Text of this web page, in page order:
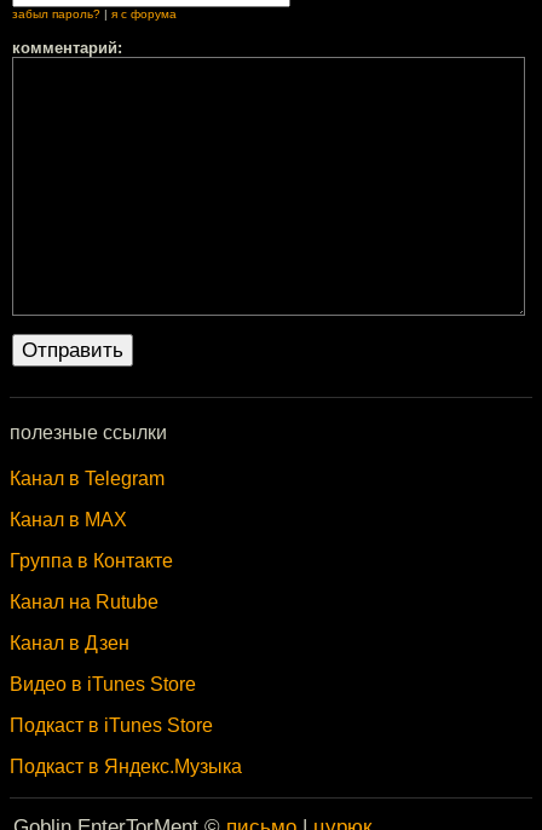
забыл пароль? я с форума
комментарий:
полезные ссылки
Канал в Telegram
Канал в MAX
Группа в Контакте
Канал на Rutube
Канал в Дзен
Видео в iTunes Store
Подкаст в iTunes Store
Подкаст в Яндекс.Музыка